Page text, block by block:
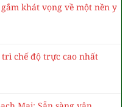
khát vọng về một nền y
chế độ trực cao nhất